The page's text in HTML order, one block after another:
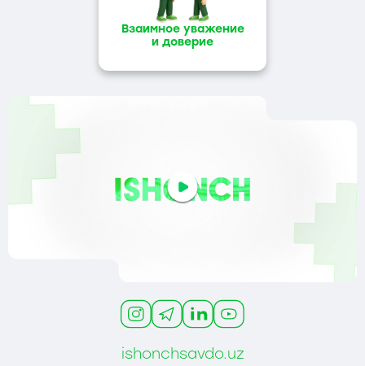
Взаимное уважение
и доверие
с нашей компанией,
независимо
от их убеждений, расы или
национальности.
ishonchsavdo.uz